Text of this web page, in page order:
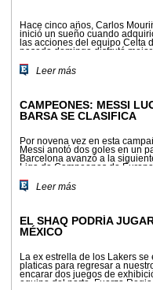
Hace cinco años, Carlos
inició un sueño cuando
las acciones del equipo Celta
pasado domingo disfrutó
Leer más
CAMPEONES: MESSI
BARSA SE CLASIFICA
Por novena vez en esta
Messi anotó dos goles en un
Barcelona avanzó a la
Liga de Campeones de
Leer más
EL SHAQ PODRÍA
MÉXICO
La ex estrella de los Lakers se
platicas para regresar a
encarar dos juegos de
equipo del norte, Fuerza